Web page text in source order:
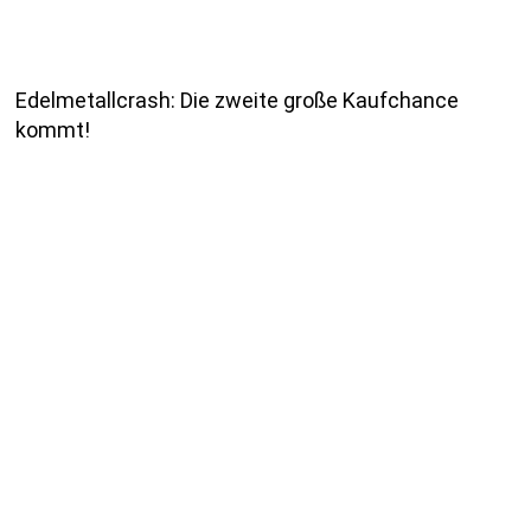
Edelmetallcrash: Die zweite große Kaufchance
kommt!